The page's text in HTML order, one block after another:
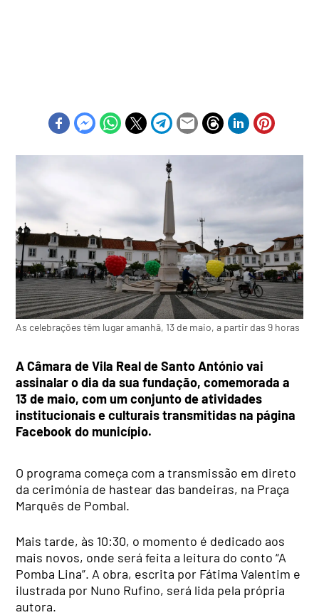
As celebrações têm lugar amanhã, 13 de maio, a partir das 9 horas
A Câmara de Vila Real de Santo António vai
assinalar o dia da sua fundação, comemorada a
13 de maio, com um conjunto de atividades
institucionais e culturais transmitidas na página
Facebook do município.
O programa começa com a transmissão em direto
da cerimónia de hastear das bandeiras, na Praça
Marquês de Pombal.
Mais tarde, às 10:30, o momento é dedicado aos
mais novos, onde será feita a leitura do conto “A
Pomba Lina”. A obra, escrita por Fátima Valentim e
ilustrada por Nuno Rufino, será lida pela própria
autora.